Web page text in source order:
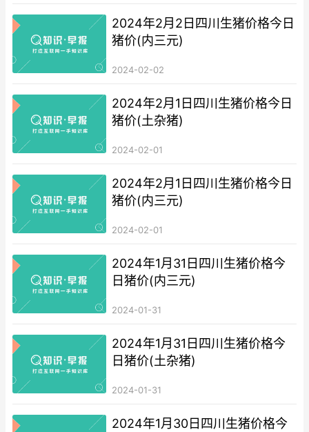
2024年2月2日四川生猪价格今日
猪价(内三元)
2024-02-02
2024年2月1日四川生猪价格今日
猪价(土杂猪)
2024-02-01
2024年2月1日四川生猪价格今日
猪价(内三元)
2024-02-01
2024年1月31日四川生猪价格今
日猪价(内三元)
2024-01-31
2024年1月31日四川生猪价格今
日猪价(土杂猪)
2024-01-31
2024年1月30日四川生猪价格今